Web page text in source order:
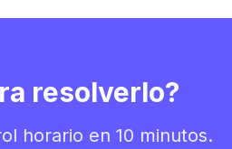
resolverlo?
horario en 10 minutos.